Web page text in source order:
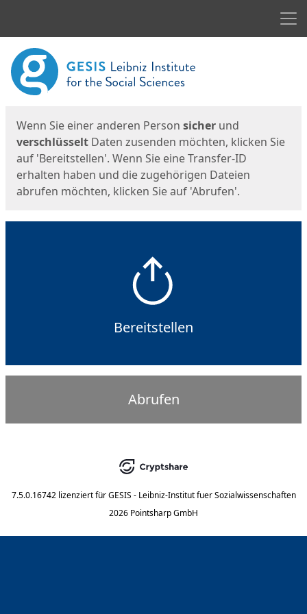
Start
Wenn Sie einer anderen Person sicher und
verschlüsselt Daten zusenden möchten, klicken Sie
auf 'Bereitstellen'. Wenn Sie eine Transfer-ID
erhalten haben und die zugehörigen Dateien
abrufen möchten, klicken Sie auf 'Abrufen'.
Bereitstellen
Abrufen
7.5.0.16742 lizenziert für GESIS - Leibniz-Institut fuer Sozialwissenschaften
2026 Pointsharp GmbH